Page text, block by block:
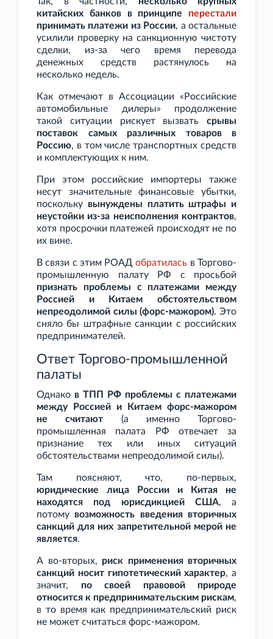
китайских банков в принципе перестали
принимать платежи из России, а остальные
усилили проверку на санкционную чистоту
сделки, из-за чего время перевода
денежных средств растянулось на
несколько недель.
Как отмечают в Ассоциации «Российские
автомобильные дилеры» продолжение
такой ситуации рискует вызвать срывы
поставок самых различных товаров в
Россию, в том числе транспортных средств
и комплектующих к ним.
При этом российские импортеры также
несут значительные финансовые убытки,
поскольку вынуждены платить штрафы и
неустойки из-за неисполнения контрактов,
хотя просрочки платежей происходят не по
их вине.
В связи с этим РОАДобратилась в Торгово-
промышленную палату РФ с просьбой
признать проблемы с платежами между
Россией и Китаем обстоятельством
непреодолимой силы (форс-мажором). Это
сняло бы штрафные санкции с российских
предпринимателей.
Ответ Торгово-промышленной
палаты
Однако в ТПП
РФ проблемы с платежами
между Россией и Китаем форс-мажором
не считают (а именно Торгово-
промышленная палата РФ отвечает за
признание тех или иных ситуаций
обстоятельствами непреодолимой силы).
Там поясняют, что, по-первых,
юридические лица России и Китая не
находятся под юрисдикцией США, а
потому возможность введения вторичных
санкций для них запретительной мерой не
является.
А во-вторых, риск применения вторичных
санкций носит гипотетический характер, а
значит, по своей правовой природе
относится к предпринимательским рискам,
в то время как предпринимательский риск
не может считаться форс-мажором.